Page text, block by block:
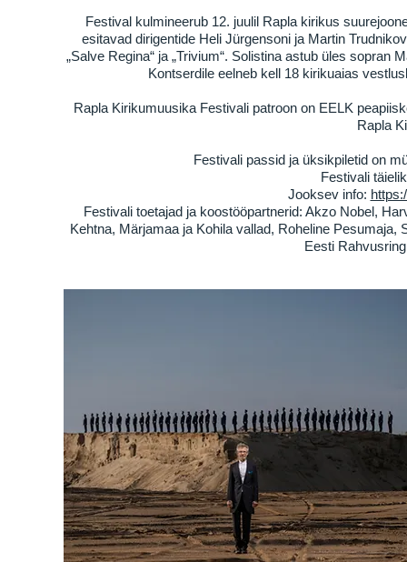
Festival kulmineerub 12. juulil Rapla kirikus
esitavad dirigentide Heli Jürgensoni ja Martin
„Salve Regina“ ja „Trivium“. Solistina astub üles
Kontserdile eelneb kell 18 kirikuaias
Rapla Kirikumuusika Festivali patroon on EELK
Rapla
Festivali passid ja üksikpiletid on
Festivali
Jooksev info:
Festivali toetajad ja koostööpartnerid: Akzo Nobel,
Kehtna, Märjamaa ja Kohila vallad, Roheline
Eesti